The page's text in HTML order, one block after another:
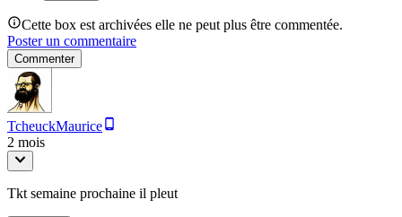
Cette box est archivées elle ne peut plus être commentée.
Poster un commentaire
Commenter
TcheuckMaurice
2 mois
Tkt semaine prochaine il pleut